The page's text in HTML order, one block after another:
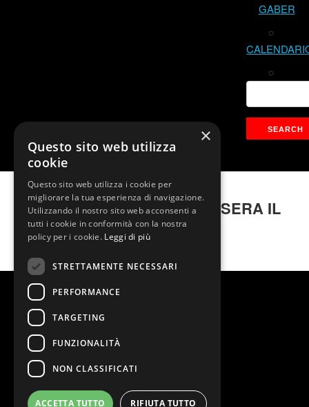
GABER
LA FEBBRE DEL SABATO SERA IL
MUSICAL
×
Questo sito web utilizza
cookie
Questo sito web utilizza i cookie per
migliorare la tua esperienza di navigazione.
Utilizzando il nostro sito web acconsenti a
tutti i cookie in conformità con la nostra
policy per i cookie. Leggi di più
STRETTAMENTE NECESSARI
PERFORMANCE
TARGETING
FUNZIONALITÀ
NON CLASSIFICATI
ACCETTA TUTTO RIFIUTA TUTTO